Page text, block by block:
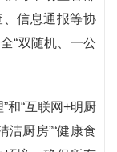
信息通报等协
“双随机、一公
和“互联网+明厨
洁厨房”“健康食